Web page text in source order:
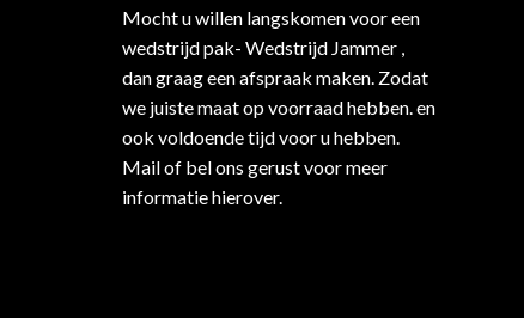
Mocht u willen langskomen voor een
wedstrijd pak- Wedstrijd Jammer ,
dan graag een afspraak maken. Zodat
we juiste maat op voorraad hebben. en
ook voldoende tijd voor u hebben.
Mail of bel ons gerust voor meer
informatie hierover.